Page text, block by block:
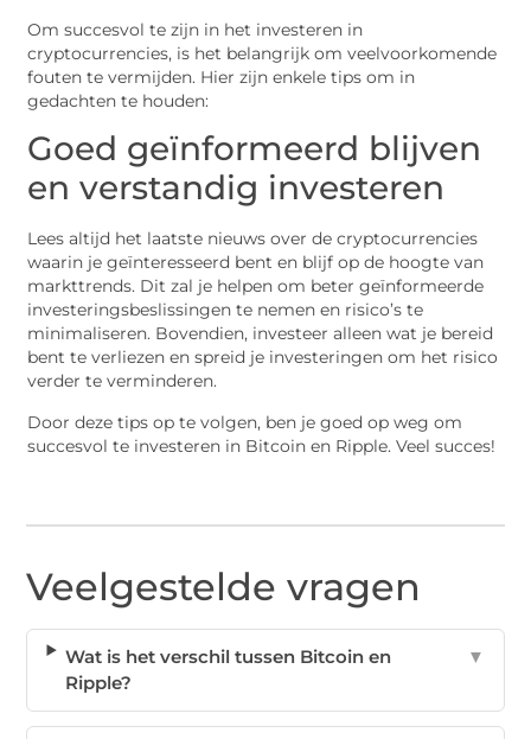
Om succesvol te zijn in het investeren in
cryptocurrencies, is het belangrijk om veelvoorkomende
fouten te vermijden. Hier zijn enkele tips om in
gedachten te houden:
Goed geïnformeerd blijven
en verstandig investeren
Lees altijd het laatste nieuws over de cryptocurrencies
waarin je geïnteresseerd bent en blijf op de hoogte van
markttrends. Dit zal je helpen om beter geïnformeerde
investeringsbeslissingen te nemen en risico’s te
minimaliseren. Bovendien, investeer alleen wat je bereid
bent te verliezen en spreid je investeringen om het risico
verder te verminderen.
Door deze tips op te volgen, ben je goed op weg om
succesvol te investeren in Bitcoin en Ripple. Veel succes!
Veelgestelde vragen
Wat is het verschil tussen Bitcoin en
Ripple?
▼